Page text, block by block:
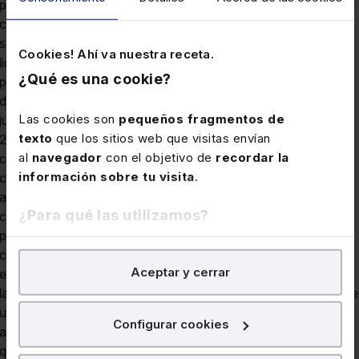
Cookies! Ahí va nuestra receta.
¿Qué es una cookie?
Las cookies son pequeños fragmentos de
texto que los sitios web que visitas envían
al navegador con el objetivo de recordar la
información sobre tu visita.
¿Para qué las utilizamos?
En Lefebvre utilizamos las cookies confines
para tratar demejorar tu experiencia
nuestra página web. También con fines publicitarios,
Aceptar y cerrar
Configurar cookies
previas a 1-1-1979) basándose en la resolución del TEAC unif
criterio 5-7-17EDD 2017/142896. Es decir, esta primera
solicitud de rectificación de autoliquidación y, por tanto, la
liquidación provisional firme en la que derivó, abordaba la
posible reducción en base imponible derivada de la aplicación
de la LIRPF disp.trans.2ª referida a toda la pensión de
jubilación derivada de las aportaciones realizadas hasta 1978.
2. Sin embargo, en la segunda solicitud de rectificación el
contribuyente se refiere solo a la parte de la pensión
correspondiente a aportaciones previas a 1-1-1967,
apartándose de la aplicación de la LIRPF disp.trans.2ª, que
considera no aplicable al entender que dicha parte de la
pensión no es rendimiento del trabajo, debiendo por tal razón,
conforme al TEAC unif criterio 1-7-20EDD 2020/20004,
excluirse como rendimiento del trabajo el 100% de la parte de
la pensión correspondiente a tales aportaciones (se trataría de
una errónea calificación de la renta). Por tanto, estaríamos
ante un distinto elemento de la obligación tributaria, ya que lo
que el contribuyente solicitó en la primera solicitud de